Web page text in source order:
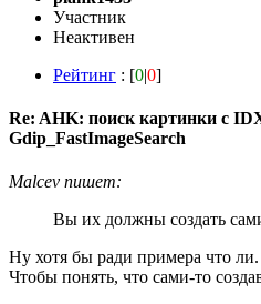
Участник
Неактивен
Рейтинг : [0|0]
Re: AHK: поиск картинки с
Gdip_FastImageSearch
Malcev пишет:
Вы их должны создать
Ну хотя бы ради примера что ли.
Чтобы понять, что сами-то